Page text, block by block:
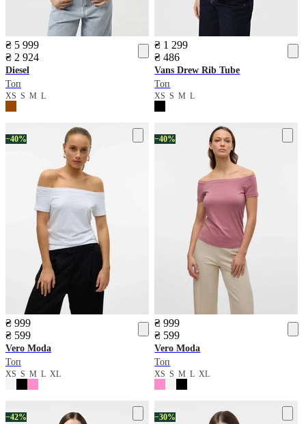
₴ 5 999
₴ 2 924
Diesel
Топ
XS S M L
₴ 1 299
₴ 486
Vans Drew Rib Tube
Топ
XSSML
−40%
₴ 999
₴ 599
Vero Moda
Топ
XS S M L XL
−40%
₴ 999
₴ 599
Vero Moda
Топ
XSSMLXL
−42% −30%